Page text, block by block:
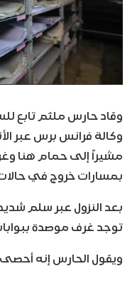
وقاد حارس ملثم تابع
وكالة فرانس برس عبر
مشيراً إلى حمام هنا
بمسارات خروج في
توجد غرف موصدة
ويقول الحارس إنه